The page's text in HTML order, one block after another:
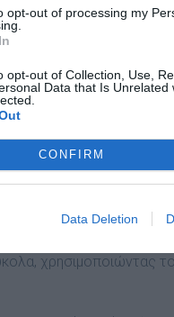
opt-out of processing my
opt-out of Collection, Use,
Data that Is
CONFIRM
Data Deletion
νούµερα πάνω στον
αρµονική λύση και
παρατηρήσεις
επιλογή, εποµένως
παρατήρησα ότι
βαδίζουµε σε
χρησιµοποιώντας